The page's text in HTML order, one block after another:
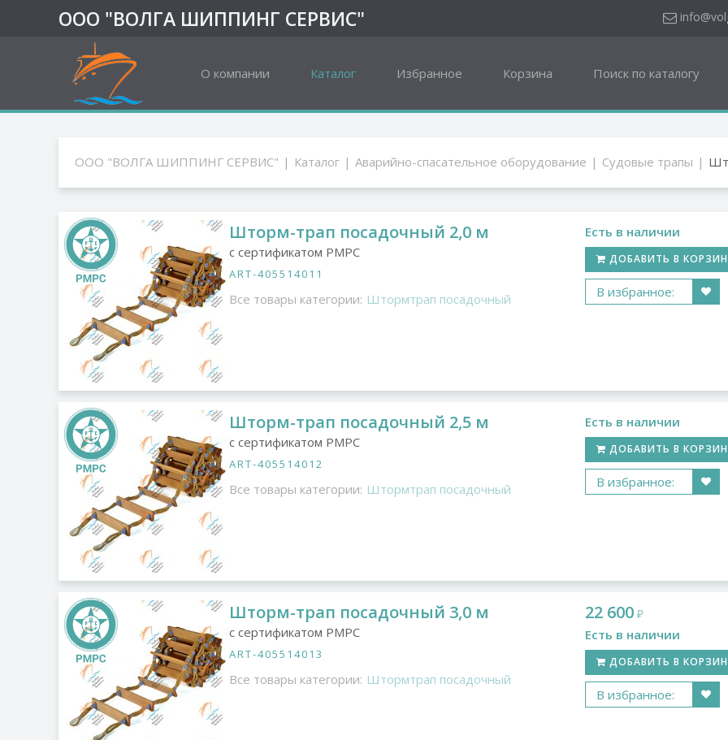
ООО "ВОЛГА ШИППИНГ СЕРВИС"
О компании Каталог Избранное Корзина Поиск по каталогу
ООО "ВОЛГА ШИППИНГ СЕРВИС" Каталог Аварийно-спасательное оборудование Судовые трапы
Есть в наличии
ДОБАВИТЬ В
В избранное:
Шторм-трап посадочный 2,0 м
с сертификатом РМРС
ART-405514011
Все товары категории: Штормтрап посадочный
Есть в наличии
ДОБАВИТЬ В
В избранное:
Шторм-трап посадочный 2,5 м
с сертификатом РМРС
ART-405514012
Все товары категории: Штормтрап посадочный
22 600 ₽
Есть в наличии
ДОБАВИТЬ В
В избранное:
Шторм-трап посадочный 3,0 м
с сертификатом РМРС
ART-405514013
Все товары категории: Штормтрап посадочный